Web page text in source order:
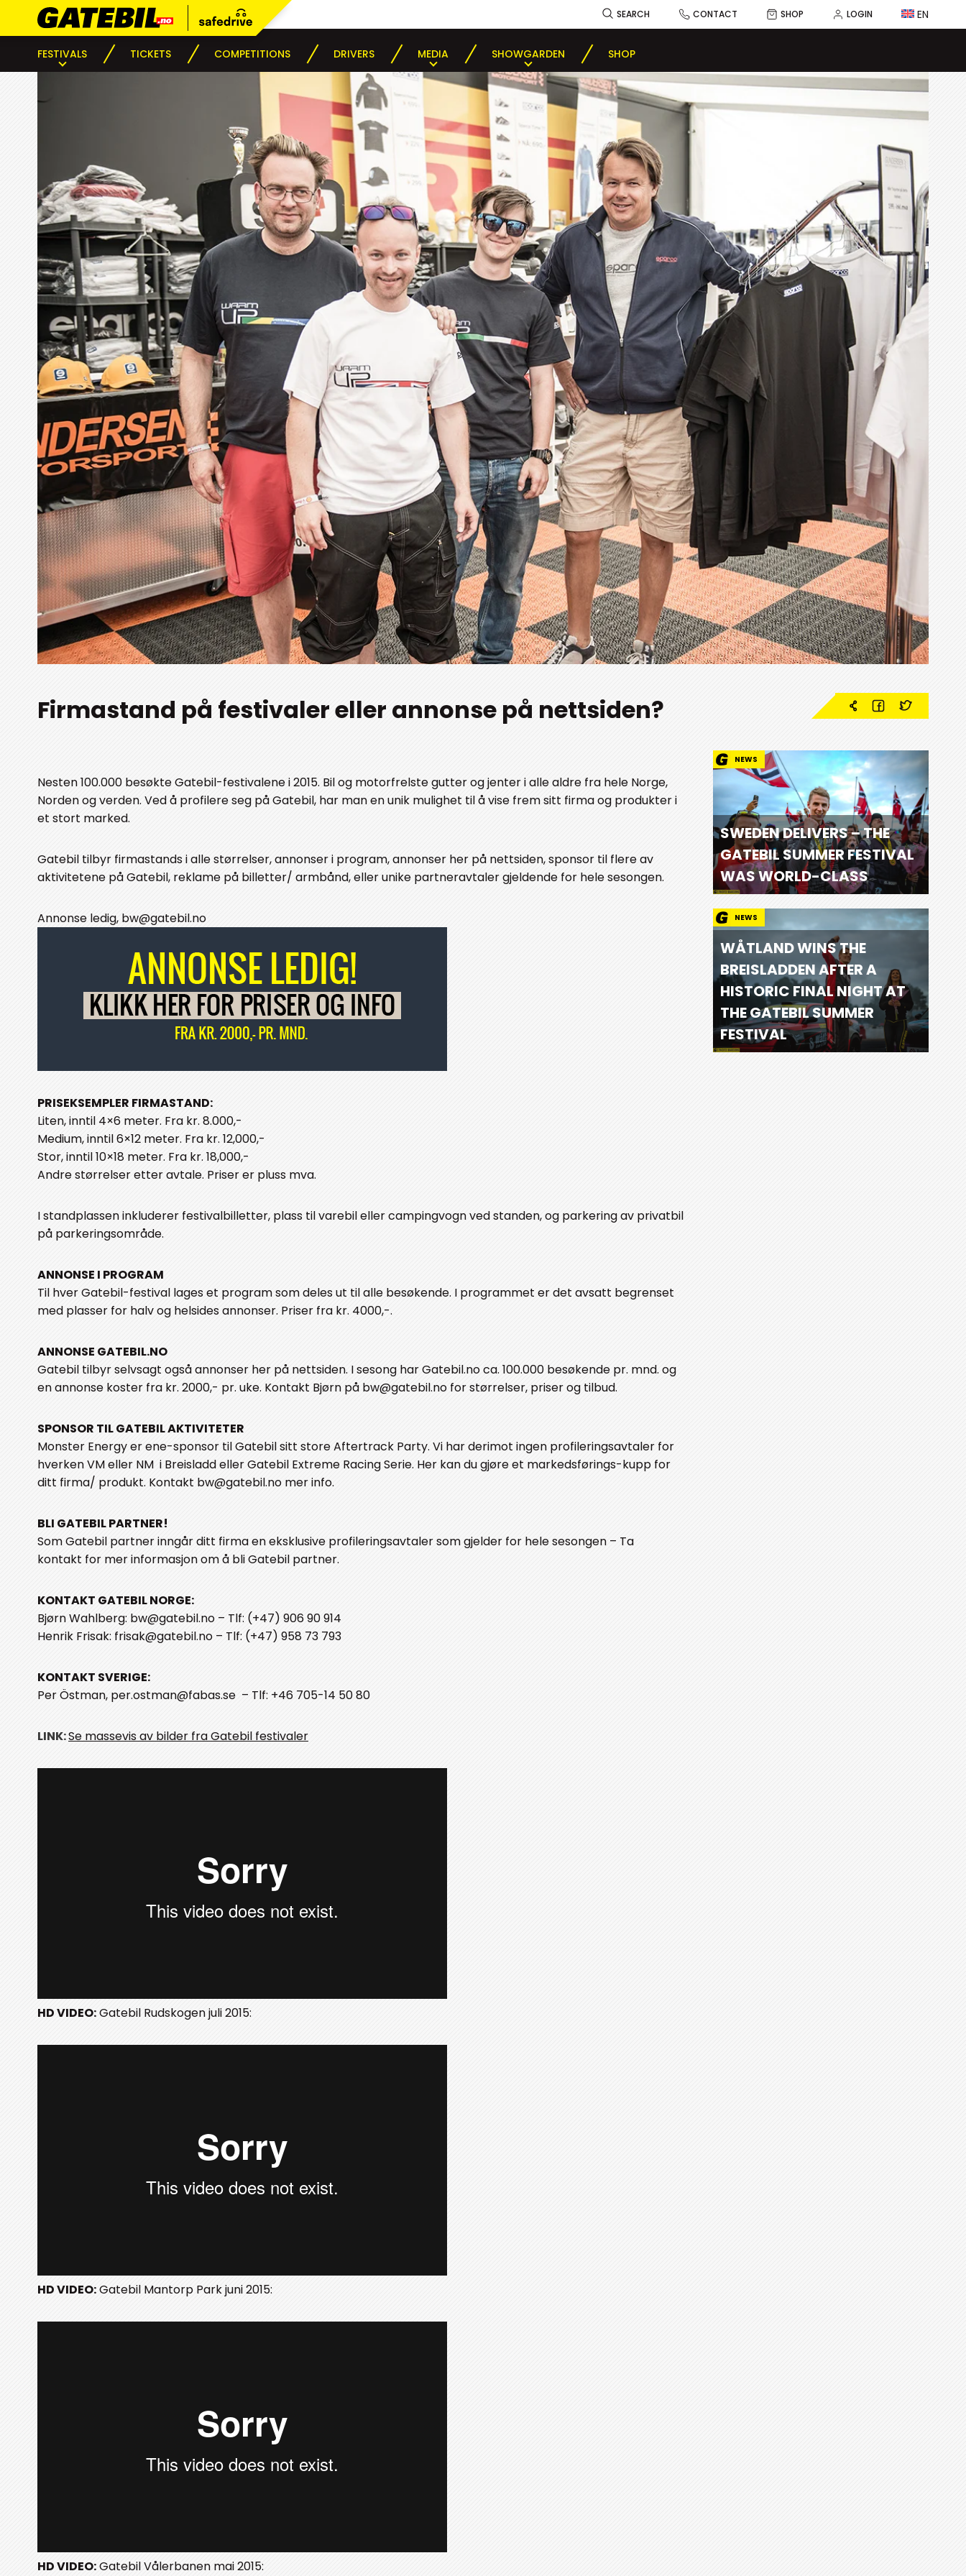
FESTIVALS TICKETS COMPETITIONS DRIVERS MEDIA SHOWGARDEN SHOP
SEARCH CONTACT SHOP LOGIN EN
Firmastand på festivaler eller annonse på nettsiden?
Nesten 100.000 besøkte Gatebil-festivalene i 2015. Bil og motorfrelste gutter og jenter i alle aldre fra hele Norge,
Norden og verden. Ved å profilere seg på Gatebil, har man en unik mulighet til å vise frem sitt firma og produkter i
et stort marked.
Gatebil tilbyr firmastands i alle størrelser, annonser i program, annonser her på nettsiden, sponsor til flere av
aktivitetene på Gatebil, reklame på billetter/ armbånd, eller unike partneravtaler gjeldende for hele sesongen.
Annonse ledig, bw@gatebil.no
PRISEKSEMPLER FIRMASTAND:
Liten, inntil 4×6 meter. Fra kr. 8.000,-
Medium, inntil 6×12 meter. Fra kr. 12,000,-
Stor, inntil 10×18 meter. Fra kr. 18,000,-
Andre størrelser etter avtale. Priser er pluss mva.
I standplassen inkluderer festivalbilletter, plass til varebil eller campingvogn ved standen, og parkering av privatbil
på parkeringsområde.
ANNONSE I PROGRAM
Til hver Gatebil-festival lages et program som deles ut til alle besøkende. I programmet er det avsatt begrenset
med plasser for halv og helsides annonser. Priser fra kr. 4000,-.
ANNONSE GATEBIL.NO
Gatebil tilbyr selvsagt også annonser her på nettsiden. I sesong har Gatebil.no ca. 100.000 besøkende pr. mnd. og
en annonse koster fra kr. 2000,- pr. uke. Kontakt Bjørn på bw@gatebil.no for størrelser, priser og tilbud.
SPONSOR TIL GATEBIL AKTIVITETER
Monster Energy er ene-sponsor til Gatebil sitt store Aftertrack Party. Vi har derimot ingen profileringsavtaler for
hverken VM eller NM i Breisladd eller Gatebil Extreme Racing Serie. Her kan du gjøre et markedsførings-kupp for
ditt firma/ produkt. Kontakt bw@gatebil.no mer info.
BLI GATEBIL PARTNER!
Som Gatebil partner inngår ditt firma en eksklusive profileringsavtaler som gjelder for hele sesongen – Ta
kontakt for mer informasjon om å bli Gatebil partner.
KONTAKT GATEBIL NORGE:
Bjørn Wahlberg: bw@gatebil.no – Tlf: (+47) 906 90 914
Henrik Frisak: frisak@gatebil.no – Tlf: (+47) 958 73 793
KONTAKT SVERIGE:
Per Östman, per.ostman@fabas.se – Tlf: +46 705-14 50 80
LINK:Se massevis av bilder fra Gatebil festivaler
HD VIDEO:Gatebil Rudskogen juli 2015:
HD VIDEO:Gatebil Mantorp Park juni 2015:
HD VIDEO:Gatebil Vålerbanen mai 2015:
NEWS
SWEDEN DELIVERS – THE
GATEBIL SUMMER FESTIVAL
WAS WORLD-CLASS
NEWS
WÅTLAND WINS THE
BREISLADDEN AFTER A
HISTORIC FINAL NIGHT AT
THE GATEBIL SUMMER
FESTIVAL